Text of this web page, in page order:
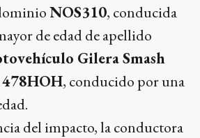
NOS310, conducida
de edad de apellido
Gilera Smash
478HOH, conducido por una
del impacto, la conductora